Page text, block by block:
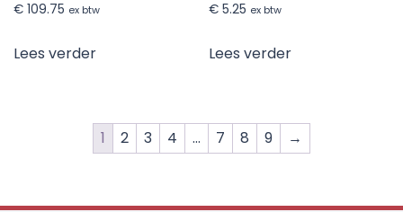
€ 109.75 ex btw
Lees verder
€ 5.25 ex btw
Lees verder
1 2 3 4 … 7 8 9 →